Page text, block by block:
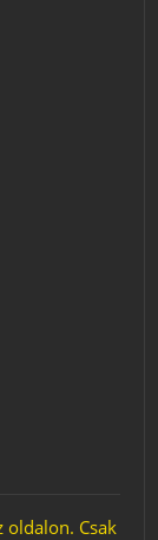
oldalon. Csak